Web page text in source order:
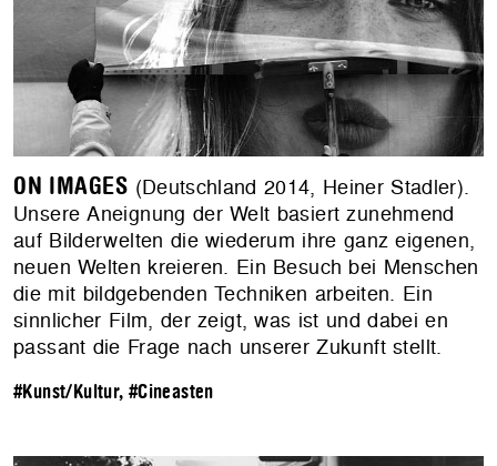
ON IMAGES (Deutschland 2014, Heiner Stadler).
Unsere Aneignung der Welt basiert zunehmend
auf Bilderwelten die wiederum ihre ganz eigenen,
neuen Welten kreieren. Ein Besuch bei Menschen
die mit bildgebenden Techniken arbeiten. Ein
sinnlicher Film, der zeigt, was ist und dabei en
passant die Frage nach unserer Zukunft stellt.
#Kunst/Kultur, #Cineasten